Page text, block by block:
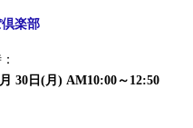
楽部
30日(月) AM10:00～12:50